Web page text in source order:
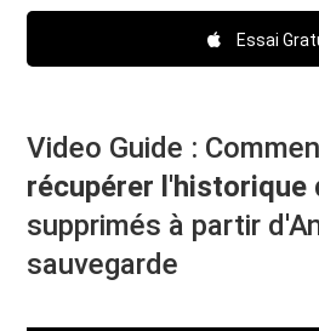
Essai
Video Guide :
récupérer l'historique
supprimés à partir
sauvegarde